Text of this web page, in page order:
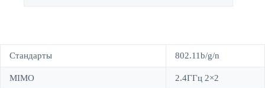
Стандарты 802.11b/g/n
MIMO 2.4ГГц 2×2